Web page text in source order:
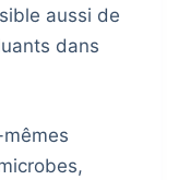
aussi de
dans